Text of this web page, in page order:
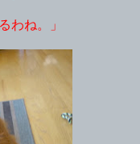
わね。」